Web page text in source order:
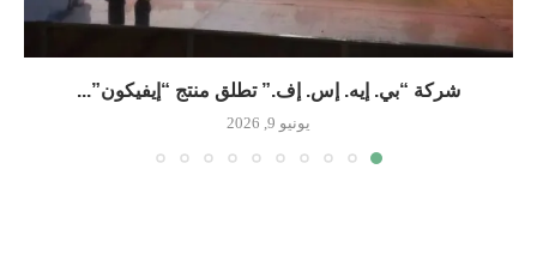
شركة “بي. إيه. إس. إف.” تطلق منتج “إيفيكون”...
يونيو 9, 2026